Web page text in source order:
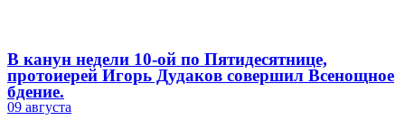
В канун недели 10-ой по Пятидесятнице,
протоиерей Игорь Дудаков совершил Всенощное
бдение.
09 августа